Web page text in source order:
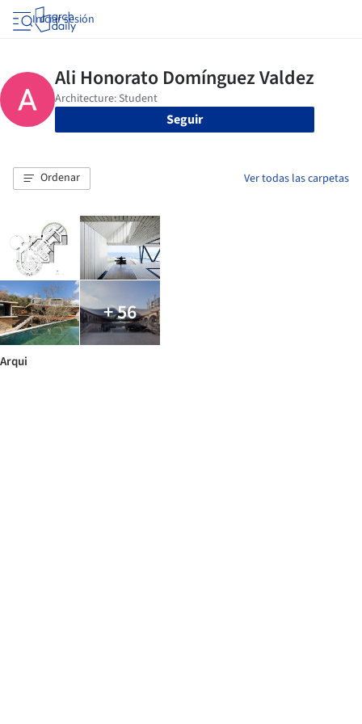
Iniciar sesión
Seguir
Ordenar Ver todas las carpetas
+ 56
Arqui